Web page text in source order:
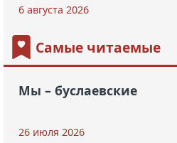
6 августа 2026
Самые читаемые
Мы – буслаевские
26 июля 2026